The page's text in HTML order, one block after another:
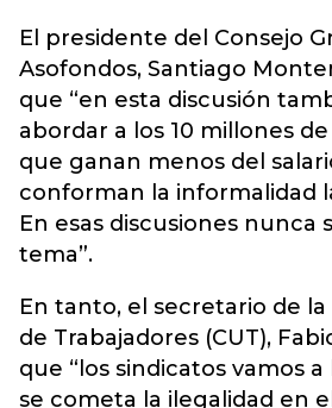
El presidente del Consejo
Asofondos, Santiago
que “en esta discusión
abordar a los 10 millones
que ganan menos del
conforman la informalidad
En esas discusiones nunca
tema”.
En tanto, el secretario de
de Trabajadores (CUT),
que “los sindicatos vamos
se cometa la ilegalidad en